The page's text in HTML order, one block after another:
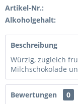
Artikel-Nr.:
Alkoholgehalt:
Beschreibung
Würzig, zugleich
Milchschokolade
Bewertungen
0